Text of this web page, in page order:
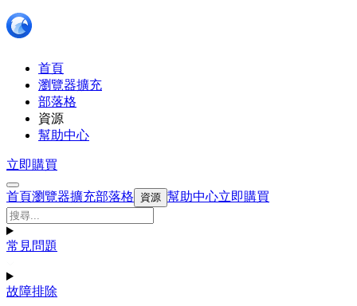
首頁
瀏覽器擴充
部落格
資源
幫助中心
立即購買
首頁瀏覽器擴充部落格 資源 幫助中心立即購買
常見問題
故障排除